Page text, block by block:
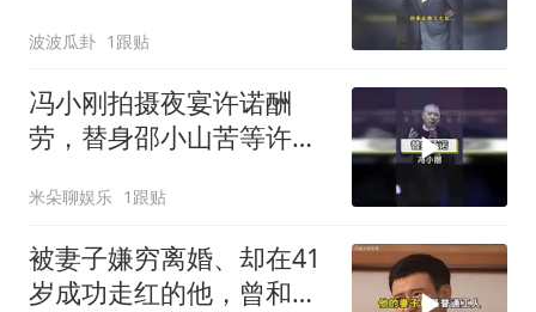
波波瓜卦 1跟贴
冯小刚拍摄夜宴许诺酬
劳，替身邵小山苦等许久
米朵聊娱乐 1跟贴
被妻子嫌穷离婚、却在41
岁成功走红的他，曾和刀